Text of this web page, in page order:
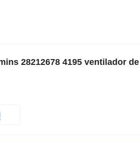
28212678 4195 ventilador